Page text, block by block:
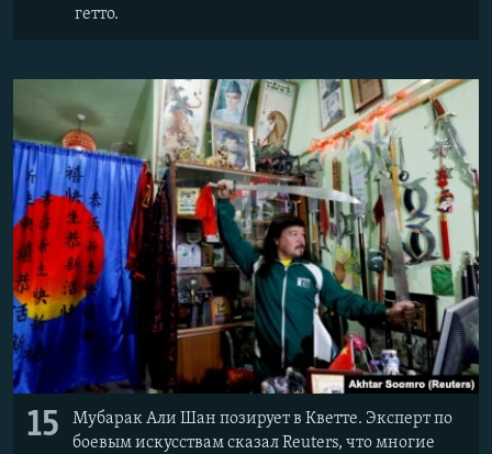
гетто.
15
Мубарак Али Шан позирует в Кветте. Эксперт по
боевым искусствам сказал Reuters, что многие